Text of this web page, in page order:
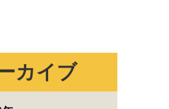
カイブ